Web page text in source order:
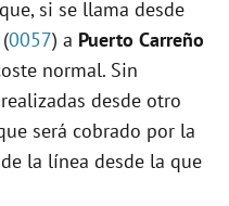
si se llama desde
0057) a Puerto Carreño
normal. Sin
desde otro
será cobrado por la
la línea desde la que